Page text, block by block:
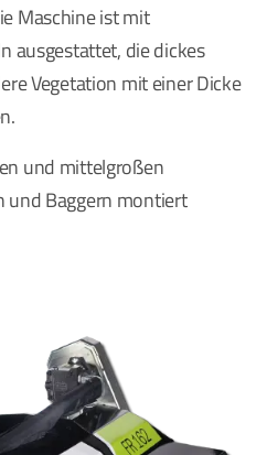
Maschine ist mit
ausgestattet, die dickes
Vegetation mit einer Dicke
und mittelgroßen
und Baggern montiert